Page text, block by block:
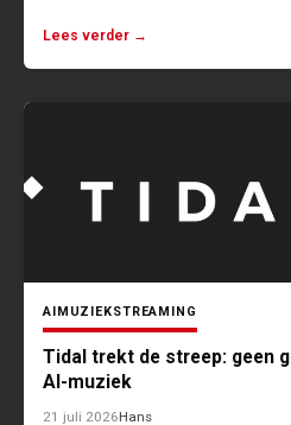
Lees verder →
AI MUZIEKSTREAMING
Tidal trekt de streep: geen
AI-muziek
21 juli 2026Hans